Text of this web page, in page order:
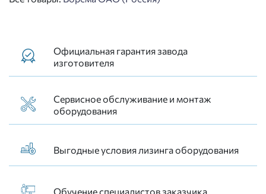
Официальная гарантия завода
изготовителя
Сервисное обслуживание и монтаж
оборудования
Выгодные условия лизинга оборудования
Обучение специалистов заказчика